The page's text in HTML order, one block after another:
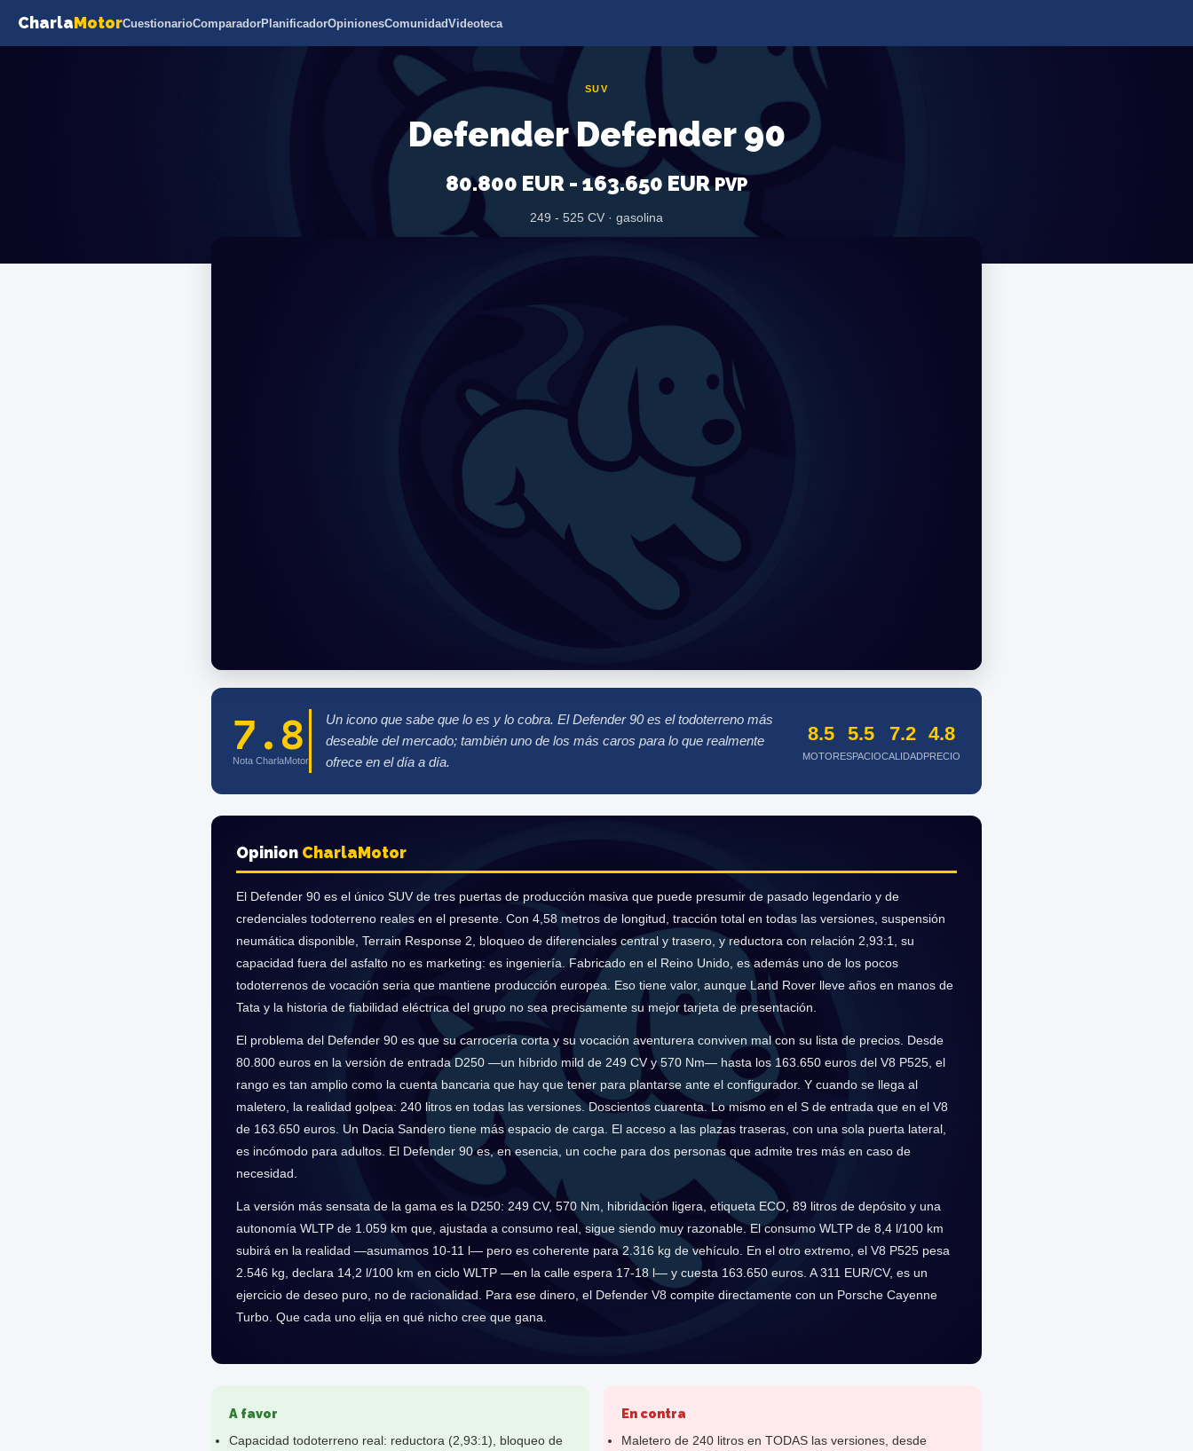
CharlaMotorCuestionarioComparadorPlanificadorOpinionesComunidadVideoteca
SUV
Defender Defender 90
80.800 EUR - 163.650 EURPVP
249 - 525 CV · gasolina
7.8
Nota CharlaMotor
Un icono que sabe que lo es y lo cobra. El Defender 90 es el todoterreno más
deseable del mercado; también uno de los más caros para lo que realmente
ofrece en el día a día.
8.5
MOTOR
5.5
ESPACIO
7.2
CALIDAD
4.8
PRECIO
Opinion CharlaMotor
El Defender 90 es el único SUV de tres puertas de producción masiva que puede presumir de pasado legendario y de
credenciales todoterreno reales en el presente. Con 4,58 metros de longitud, tracción total en todas las versiones, suspensión
neumática disponible, Terrain Response 2, bloqueo de diferenciales central y trasero, y reductora con relación 2,93:1, su
capacidad fuera del asfalto no es marketing: es ingeniería. Fabricado en el Reino Unido, es además uno de los pocos
todoterrenos de vocación seria que mantiene producción europea. Eso tiene valor, aunque Land Rover lleve años en manos de
Tata y la historia de fiabilidad eléctrica del grupo no sea precisamente su mejor tarjeta de presentación.
El problema del Defender 90 es que su carrocería corta y su vocación aventurera conviven mal con su lista de precios. Desde
80.800 euros en la versión de entrada D250 —un híbrido mild de 249 CV y 570 Nm— hasta los 163.650 euros del V8 P525, el
rango es tan amplio como la cuenta bancaria que hay que tener para plantarse ante el configurador. Y cuando se llega al
maletero, la realidad golpea: 240 litros en todas las versiones. Doscientos cuarenta. Lo mismo en el S de entrada que en el V8
de 163.650 euros. Un Dacia Sandero tiene más espacio de carga. El acceso a las plazas traseras, con una sola puerta lateral,
es incómodo para adultos. El Defender 90 es, en esencia, un coche para dos personas que admite tres más en caso de
necesidad.
La versión más sensata de la gama es la D250: 249 CV, 570 Nm, hibridación ligera, etiqueta ECO, 89 litros de depósito y una
autonomía WLTP de 1.059 km que, ajustada a consumo real, sigue siendo muy razonable. El consumo WLTP de 8,4 l/100 km
subirá en la realidad —asumamos 10-11 l— pero es coherente para 2.316 kg de vehículo. En el otro extremo, el V8 P525 pesa
2.546 kg, declara 14,2 l/100 km en ciclo WLTP —en la calle espera 17-18 l— y cuesta 163.650 euros. A 311 EUR/CV, es un
ejercicio de deseo puro, no de racionalidad. Para ese dinero, el Defender V8 compite directamente con un Porsche Cayenne
Turbo. Que cada uno elija en qué nicho cree que gana.
A favor
Capacidad todoterreno real: reductora (2,93:1), bloqueo de
En contra
Maletero de 240 litros en TODAS las versiones, desde